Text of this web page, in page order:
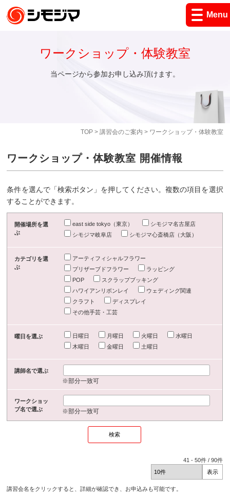
Menu
TOP> 講習会のご案内 > ワークショップ・体験教室
ワークショップ・体験教室
当ページから参加お申し込み頂けます。
ワークショップ・体験教室 開催情報
条件を選んで「検索ボタン」を押してください。複数の項目を選択
することができます。
開催場所を選
ぶ
east side tokyo（東京）
シモジマ名古屋店
シモジマ岐阜店
シモジマ心斎橋店（大阪）
カテゴリを選
ぶ
アーティフィシャルフラワー
プリザーブドフラワー
ラッピング
POP
スクラップブッキング
ハワイアンリボンレイ
ウェディング関連
クラフト
ディスプレイ
その他手芸・工芸
曜日を選ぶ 日曜日 月曜日 火曜日
水曜日
木曜日
金曜日 土曜日
講師名で選ぶ
※部分一致可
ワークショッ
プ名で選ぶ
※部分一致可
41 -50件 /90件
講習会名をクリックすると、詳細が確認でき、お申込みも可能です。